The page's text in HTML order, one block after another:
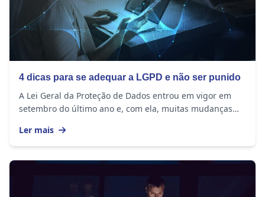
4 dicas para se adequar a LGPD e não ser punido
A Lei Geral da Proteção de Dados entrou em vigor em
setembro do último ano e, com ela, muitas mudanças
Ler mais